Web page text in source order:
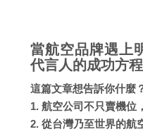
當航空品牌遇上
代言人的成功方
這篇文章想告訴你什麼
1. 航空公司不只賣機位
2. 從台灣乃至世界的航